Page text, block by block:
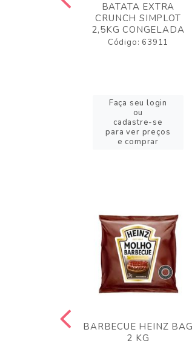
BATATA EXTRA
CRUNCH SIMPLOT
2,5KG CONGELADA
Código: 63911
Faça seu login
ou
cadastre-se
para ver preços
e comprar
BARBECUE HEINZ BAG
2 KG